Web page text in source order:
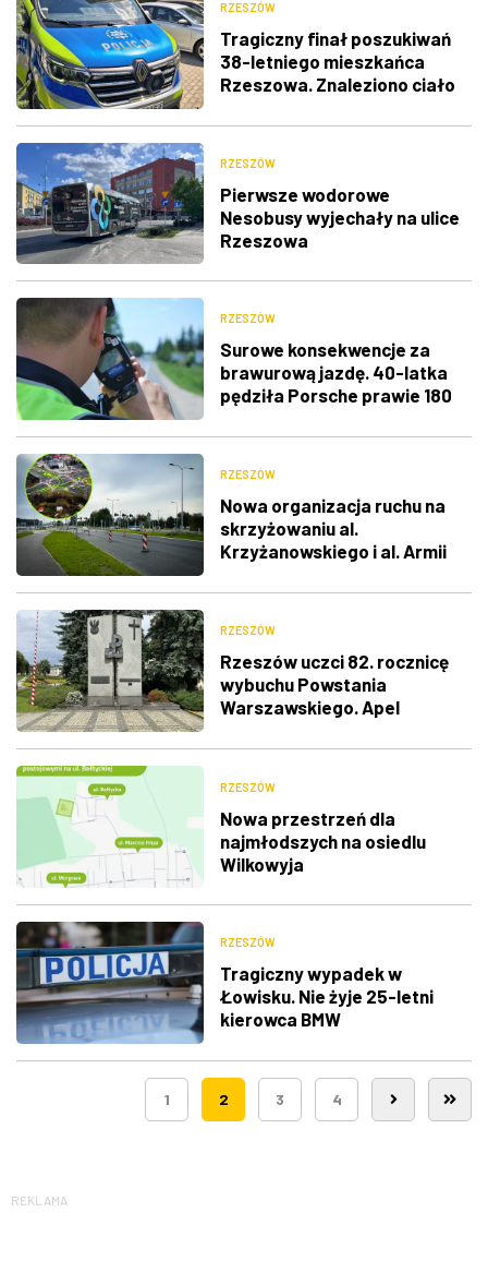
RZESZÓW
Tragiczny finał poszukiwań
38-letniego mieszkańca
Rzeszowa. Znaleziono ciało
RZESZÓW
Pierwsze wodorowe
Nesobusy wyjechały na ulice
Rzeszowa
RZESZÓW
Surowe konsekwencje za
brawurową jazdę. 40-latka
pędziła Porsche prawie 180
RZESZÓW
Nowa organizacja ruchu na
skrzyżowaniu al.
Krzyżanowskiego i al. Armii
RZESZÓW
Rzeszów uczci 82. rocznicę
wybuchu Powstania
Warszawskiego. Apel
wspólne śpiewanie
RZESZÓW
Nowa przestrzeń dla
najmłodszych na osiedlu
Wilkowyja
RZESZÓW
Tragiczny wypadek w
Łowisku. Nie żyje 25-letni
kierowca BMW
1 2 3 4
REKLAMA